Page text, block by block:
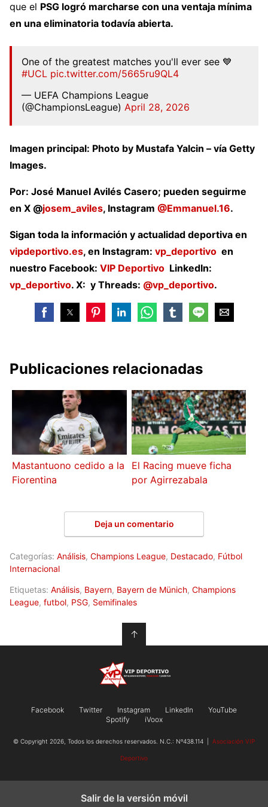
que el PSG logró marcharse con una ventaja mínima
en una eliminatoria todavía abierta.
One of the greatest matches you'll ever see 💙
#UCL pic.twitter.com/5665ru9QL4
— UEFA Champions League
(@ChampionsLeague) April 28, 2026
Imagen principal: Photo by Mustafa Yalcin – vía Getty
Images.
Por: José Manuel Avilés Casero; pueden seguirme
en X @josem_aviles, Instagram @Emmanuel.16.
Sigan toda la información y actualidad deportiva en
vipdeportivo.es, en Instagram: vp_deportivo en
nuestro Facebook: VIP Deportivo LinkedIn:
vp_deportivo. X: y Threads: @vp_deportivo.
Publicaciones relacionadas
Mastantuono cedido a la
Fiorentina
El Racing mueve ficha
por Agirrezabala
Deja un comentario
Categorías: Análisis, Champions League, Destacado, Fútbol
Internacional
Etiquetas: Análisis, Bayern, Bayern de Münich, Champions
League, futbol, PSG, Semifinales
↑
Facebook Twitter Instagram LinkedIn
YouTube
Spotify
iVoox
© Copyright 2026, Todos los derechos reservados. N.C.: Nº438.114 | Asociación VIP
Deportivo
Salir de la versión móvil